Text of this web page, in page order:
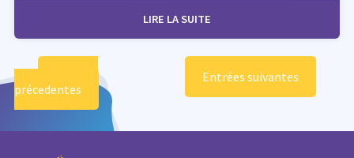
LIRE LA SUITE
précedentes
Entrées suivantes